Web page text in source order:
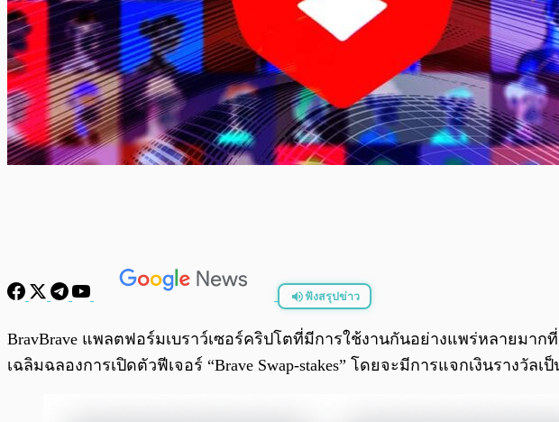
ฟังสรุปข่าว
BravBrave แพลตฟอร์มเบราว์เซอร์คริปโตที่มีการใช้งานกันอย่างแพร่หลายมา
เฉลิมฉลองการเปิดตัวฟีเจอร์ “Brave Swap-stakes” โดยจะมีการแจกเงินรางวัลเ